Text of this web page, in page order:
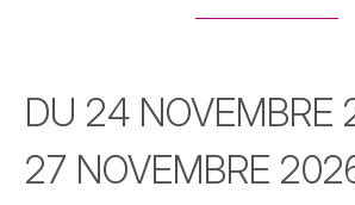
DU 24 NOVEMBRE
27 NOVEMBRE